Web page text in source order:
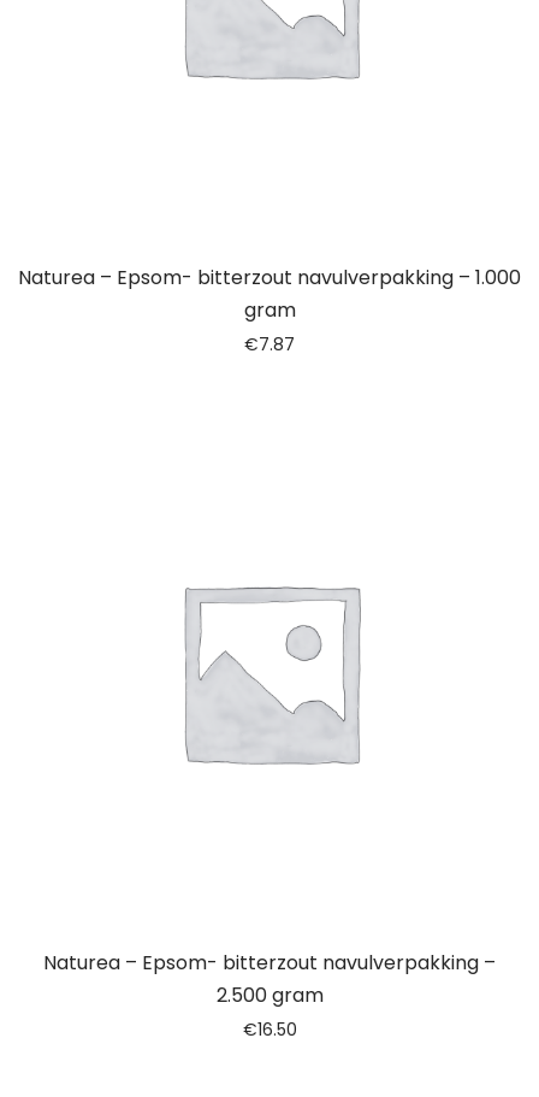
Naturea – Epsom- bitterzout navulverpakking – 1.000
gram
€7.87
Naturea – Epsom- bitterzout navulverpakking –
2.500 gram
€16.50